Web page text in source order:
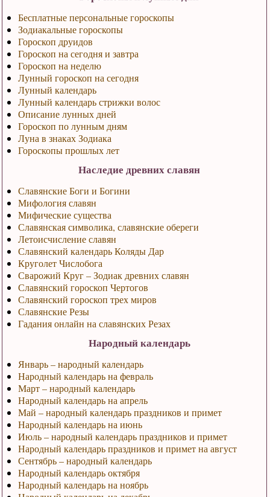
Бесплатные персональные гороскопы
Зодиакальные гороскопы
Гороскоп друидов
Гороскоп на сегодня и завтра
Гороскоп на неделю
Лунный гороскоп на сегодня
Лунный календарь
Лунный календарь стрижки волос
Описание лунных дней
Гороскоп по лунным дням
Луна в знаках Зодиака
Гороскопы прошлых лет
Наследие древних славян
Славянские Боги и Богини
Мифология славян
Мифические существа
Славянская символика, славянские обереги
Летоисчисление славян
Славянский календарь Коляды Дар
Круголет Числобога
Сварожий Круг – Зодиак древних славян
Славянский гороскоп Чертогов
Славянский гороскоп трех миров
Славянские Резы
Гадания онлайн на славянских Резах
Народный календарь
Январь – народный календарь
Народный календарь на февраль
Март – народный календарь
Народный календарь на апрель
Май – народный календарь праздников и примет
Народный календарь на июнь
Июль – народный календарь праздников и примет
Народный календарь праздников и примет на август
Сентябрь – народный календарь
Народный календарь октября
Народный календарь на ноябрь